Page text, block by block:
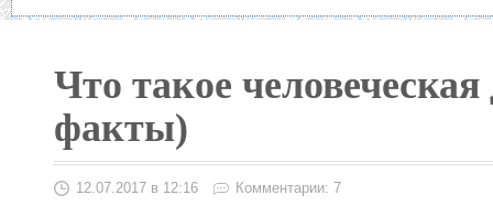
Что такое
факты)
12.07.2017 в 12:16 Комментарии: 7